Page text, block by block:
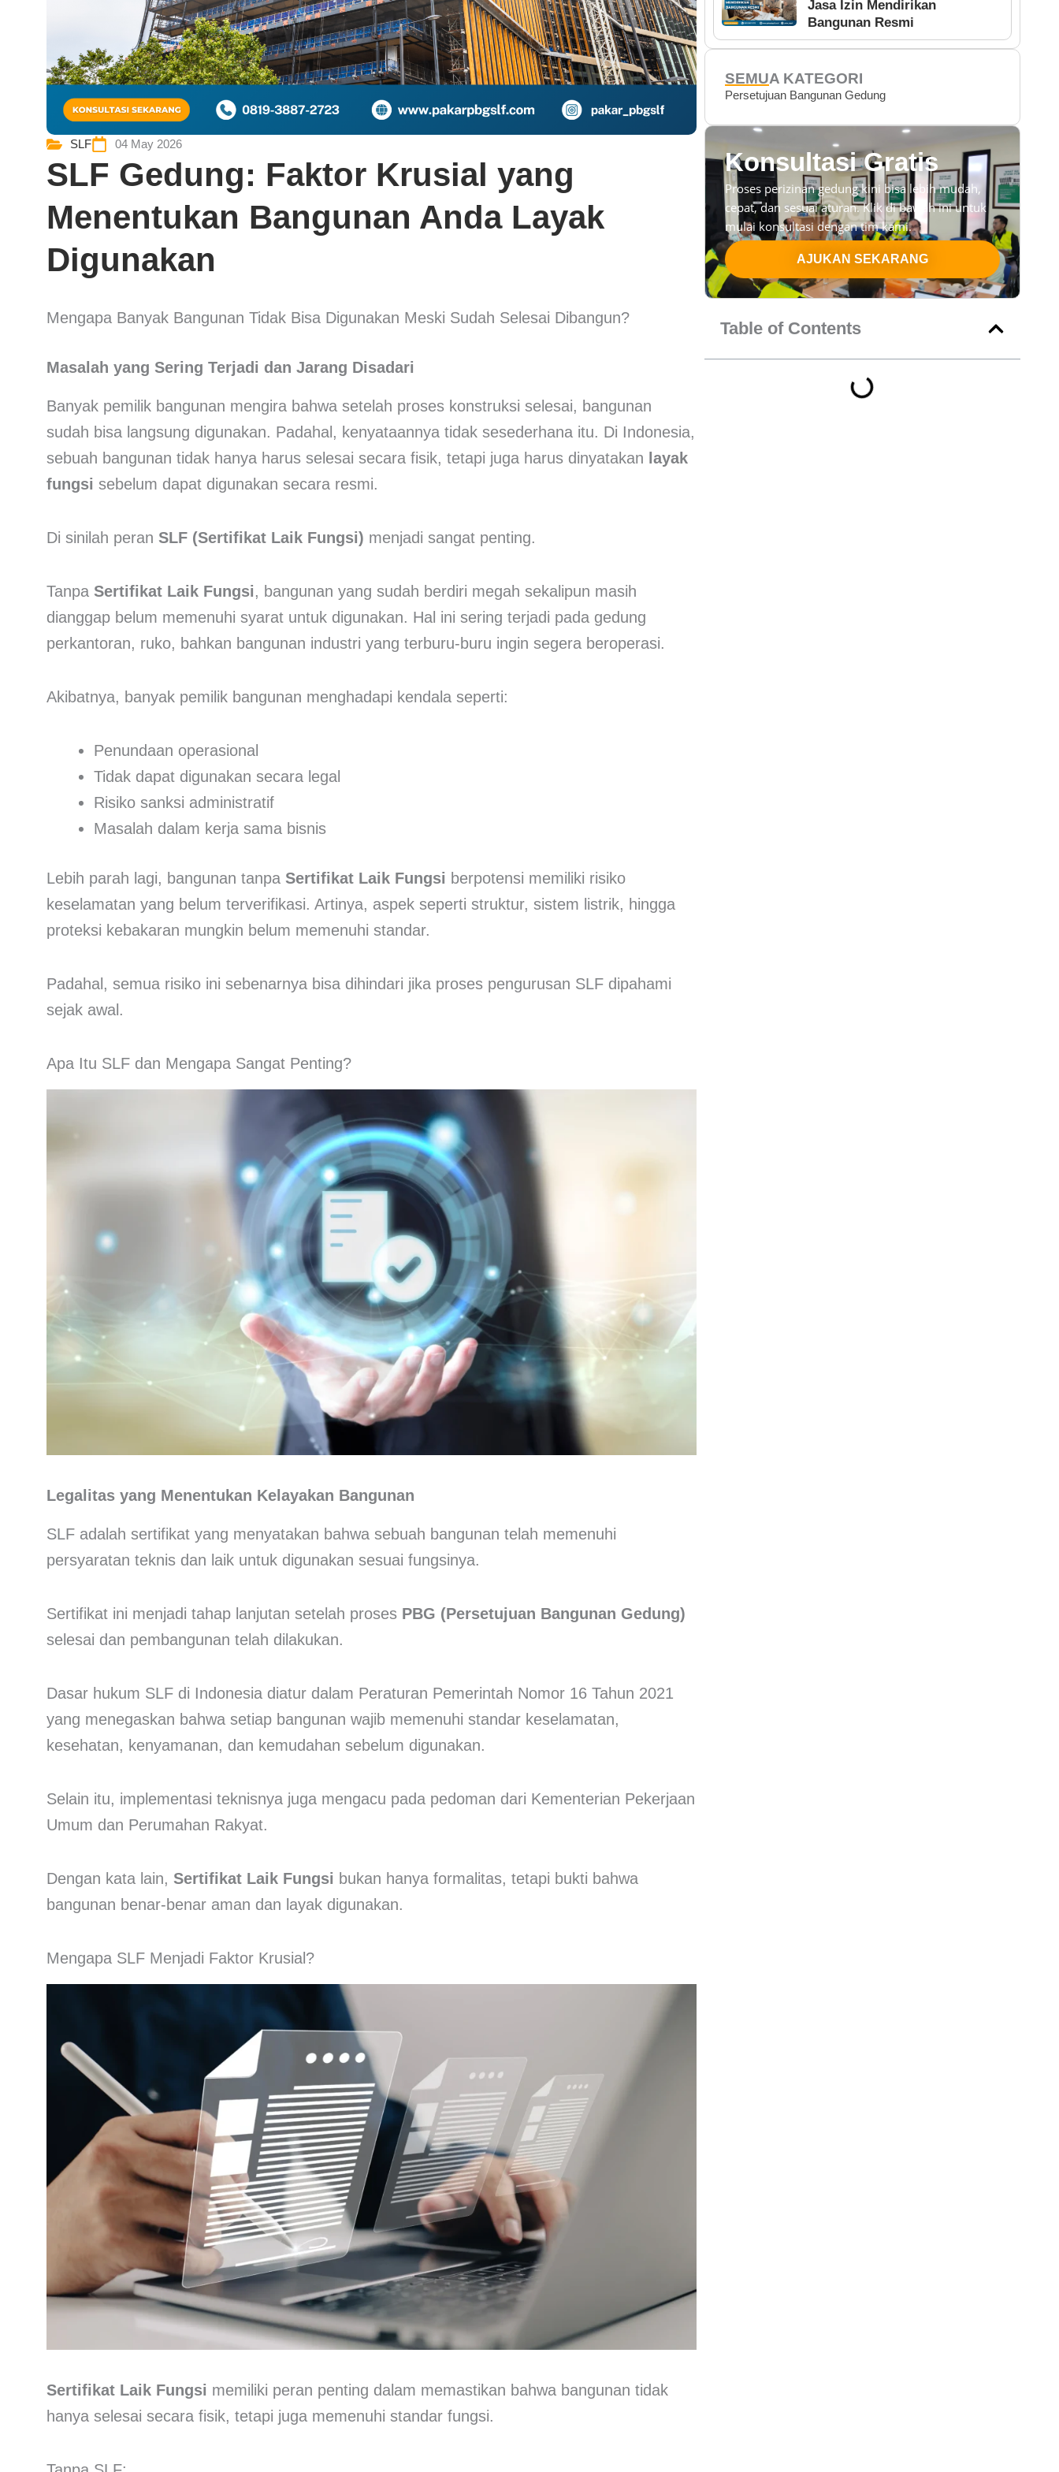
SLF 04 May 2026
SLF Gedung: Faktor Krusial yang
Menentukan Bangunan Anda Layak
Digunakan
Mengapa Banyak Bangunan Tidak Bisa Digunakan Meski Sudah Selesai Dibangun?
Masalah yang Sering Terjadi dan Jarang Disadari
Banyak pemilik bangunan mengira bahwa setelah proses konstruksi selesai, bangunan
sudah bisa langsung digunakan. Padahal, kenyataannya tidak sesederhana itu. Di Indonesia,
sebuah bangunan tidak hanya harus selesai secara fisik, tetapi juga harus dinyatakan layak
fungsi sebelum dapat digunakan secara resmi.
Di sinilah peran SLF (Sertifikat Laik Fungsi) menjadi sangat penting.
Tanpa Sertifikat Laik Fungsi, bangunan yang sudah berdiri megah sekalipun masih
dianggap belum memenuhi syarat untuk digunakan. Hal ini sering terjadi pada gedung
perkantoran, ruko, bahkan bangunan industri yang terburu-buru ingin segera beroperasi.
Akibatnya, banyak pemilik bangunan menghadapi kendala seperti:
Penundaan operasional
Tidak dapat digunakan secara legal
Risiko sanksi administratif
Masalah dalam kerja sama bisnis
Lebih parah lagi, bangunan tanpa Sertifikat Laik Fungsi berpotensi memiliki risiko
keselamatan yang belum terverifikasi. Artinya, aspek seperti struktur, sistem listrik, hingga
proteksi kebakaran mungkin belum memenuhi standar.
Padahal, semua risiko ini sebenarnya bisa dihindari jika proses pengurusan SLF dipahami
sejak awal.
Apa Itu SLF dan Mengapa Sangat Penting?
Legalitas yang Menentukan Kelayakan Bangunan
SLF adalah sertifikat yang menyatakan bahwa sebuah bangunan telah memenuhi
persyaratan teknis dan laik untuk digunakan sesuai fungsinya.
Sertifikat ini menjadi tahap lanjutan setelah proses PBG (Persetujuan Bangunan Gedung)
selesai dan pembangunan telah dilakukan.
Dasar hukum SLF di Indonesia diatur dalam Peraturan Pemerintah Nomor 16 Tahun 2021
yang menegaskan bahwa setiap bangunan wajib memenuhi standar keselamatan,
kesehatan, kenyamanan, dan kemudahan sebelum digunakan.
Selain itu, implementasi teknisnya juga mengacu pada pedoman dari Kementerian Pekerjaan
Umum dan Perumahan Rakyat.
Dengan kata lain, Sertifikat Laik Fungsi bukan hanya formalitas, tetapi bukti bahwa
bangunan benar-benar aman dan layak digunakan.
Mengapa SLF Menjadi Faktor Krusial?
Sertifikat Laik Fungsi memiliki peran penting dalam memastikan bahwa bangunan tidak
hanya selesai secara fisik, tetapi juga memenuhi standar fungsi.
Jasa Izin Mendirikan
Bangunan Resmi
SEMUA KATEGORI
Persetujuan Bangunan Gedung
Konsultasi Gratis
Proses perizinan gedung kini bisa lebih mudah,
cepat, dan sesuai aturan. Klik di bawah ini untuk
mulai konsultasi dengan tim kami.
AJUKAN SEKARANG
Table of Contents